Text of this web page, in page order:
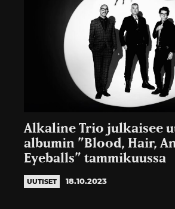
Alkaline Trio julkaisee
albumin ”Blood, Hair,
Eyeballs” tammikuussa
UUTISET 18.10.2023